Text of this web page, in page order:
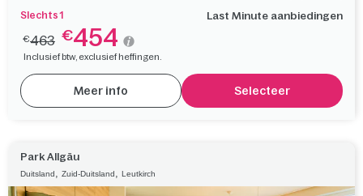
Slechts 1 Last Minute aanbiedingen
€463 €454
Inclusief btw, exclusief heffingen.
Meer info Selecteer
Park Allgäu
Duitsland Zuid-Duitsland Leutkirch